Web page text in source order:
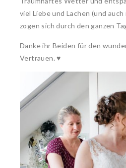
viel Liebe und Lachen (und auch
zogen sich durch den ganzen
Danke ihr Beiden für den
Vertrauen. ♥